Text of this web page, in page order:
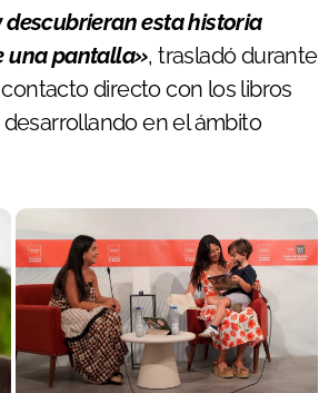
esta historia
una pantalla», trasladó durante
directo con los libros
en el ámbito